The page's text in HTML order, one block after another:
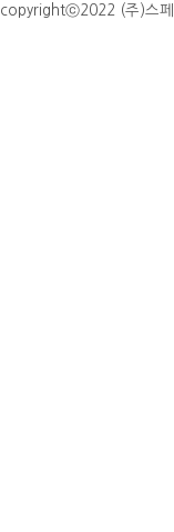
copyrightⓒ2022 (주)스페